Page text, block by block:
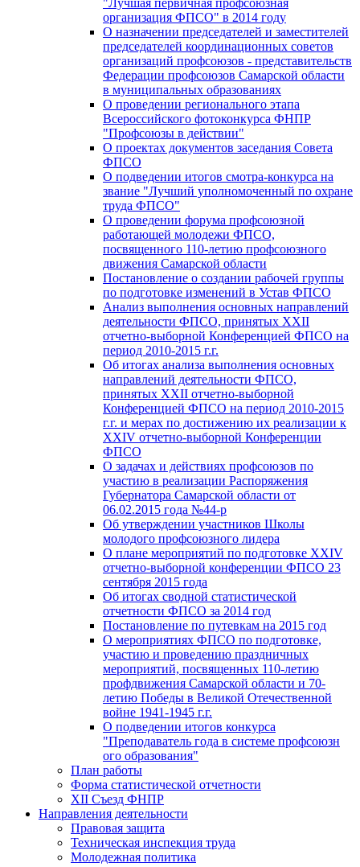
организация ФПСО" в 2014 году
О назначении председателей и заместителей
председателей координационных советов
организаций профсоюзов - представительств
Федерации профсоюзов Самарской области
в муниципальных образованиях
О проведении регионального этапа
Всероссийского фотоконкурса ФНПР
"Профсоюзы в действии"
О проектах документов заседания Совета
ФПСО
О подведении итогов смотра-конкурса на
звание "Лучший уполномоченный по охране
труда ФПСО"
О проведении форума профсоюзной
работающей молодежи ФПСО,
посвященного 110-летию профсоюзного
движения Самарской области
Постановление о создании рабочей группы
по подготовке изменений в Устав ФПСО
Анализ выполнения основных направлений
деятельности ФПСО, принятых XXII
отчетно-выборной Конференцией ФПСО на
период 2010-2015 г.г.
Об итогах анализа выполнения основных
направлений деятельности ФПСО,
принятых XXII отчетно-выборной
Конференцией ФПСО на период 2010-2015
г.г. и мерах по достижению их реализации к
XXIV отчетно-выборной Конференции
ФПСО
О задачах и действиях профсоюзов по
участию в реализации Распоряжения
Губернатора Самарской области от
06.02.2015 года №44-р
Об утверждении участников Школы
молодого профсоюзного лидера
О плане мероприятий по подготовке XXIV
отчетно-выборной конференции ФПСО 23
сентября 2015 года
Об итогах сводной статистической
отчетности ФПСО за 2014 год
Постановление по путевкам на 2015 год
О мероприятиях ФПСО по подготовке,
участию и проведению праздничных
мероприятий, посвященных 110-летию
профдвижения Самарской области и 70-
летию Победы в Великой Отечественной
войне 1941-1945 г.г.
О подведении итогов конкурса
"Преподаватель года в системе профсоюзн
ого образования"
План работы
Форма статистической отчетности
XII Съезд ФНПР
Направления деятельности
Правовая защита
Техническая инспекция труда
Молодежная политика